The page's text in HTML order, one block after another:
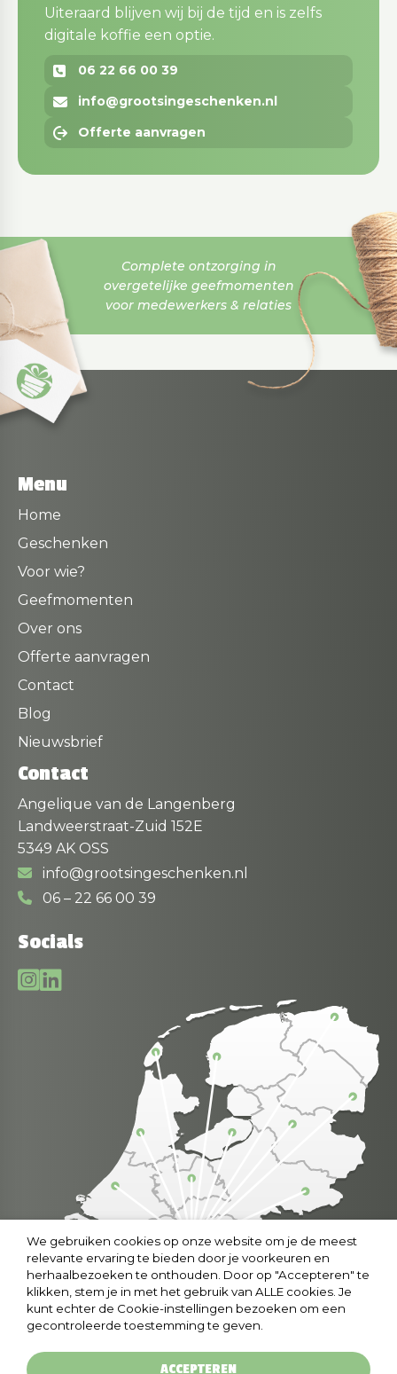
Uiteraard blijven wij bij de tijd en is zelfs
digitale koffie een optie.
06 22 66 00 39
info@grootsingeschenken.nl
Offerte aanvragen
Complete ontzorging in
overgetelijke geefmomenten
voor medewerkers & relaties
Menu
Home
Geschenken
Voor wie?
Geefmomenten
Over ons
Offerte aanvragen
Contact
Blog
Nieuwsbrief
Contact
Angelique van de Langenberg
Landweerstraat-Zuid 152E
5349 AK OSS
info@grootsingeschenken.nl
06 – 22 66 00 39
Socials
We gebruiken cookies op onze website om je de meest
relevante ervaring te bieden door je voorkeuren en
herhaalbezoeken te onthouden. Door op "Accepteren" te
klikken, stem je in met het gebruik van ALLE cookies. Je
kunt echter de Cookie-instellingen bezoeken om een
gecontroleerde toestemming te geven.
ACCEPTEREN